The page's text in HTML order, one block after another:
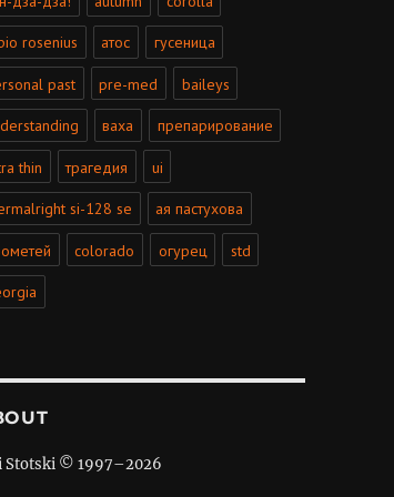
rosenius атос гусеница
past pre-med baileys
ваха препарирование
thin трагедия ui
si-128 se ая пастухова
colorado огурец std
Stotski © 1997–2026